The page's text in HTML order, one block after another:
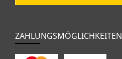
ZAHLUNGSMÖGLICHKEITEN